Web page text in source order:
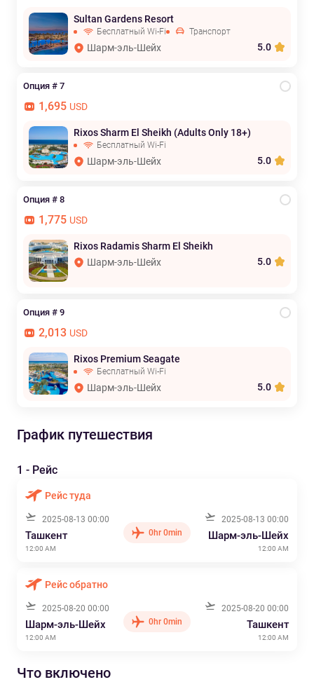
Sultan Gardens Resort
Бесплатный Wi-Fi Транспорт
Шарм-эль-Шейх 5.0
Опция # 7
1,695 USD
Rixos Sharm El Sheikh (Adults Only 18+)
Бесплатный Wi-Fi
Шарм-эль-Шейх 5.0
Опция # 8
1,775 USD
Rixos Radamis Sharm El Sheikh
Шарм-эль-Шейх
5.0
Опция # 9
2,013 USD
Rixos Premium Seagate
Бесплатный Wi-Fi
Шарм-эль-Шейх 5.0
График путешествия
1 - Рейс
Рейс туда
2025-08-13 00:00
Ташкент
12:00 AM
0hr 0min
2025-08-13 00:00
Шарм-эль-Шейх
12:00 AM
Рейс обратно
2025-08-20 00:00
Шарм-эль-Шейх
12:00 AM
0hr 0min
2025-08-20 00:00
Ташкент
12:00 AM
Что включено